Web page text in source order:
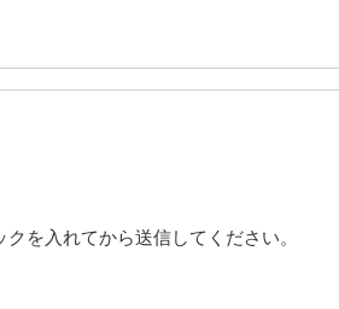
を入れてから送信してください。